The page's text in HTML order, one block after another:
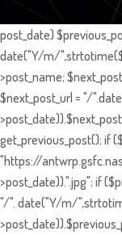
post_date)
date("Y/m/
>post_name;
$next_post_url = "/
get_previous_post(); if
"https://
>post_date)).".jpg"; if
"/". date("Y/m/